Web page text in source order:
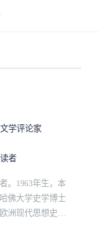
学评论家
者
。1963年生，本
佛大学史学博士
洲现代思想史、